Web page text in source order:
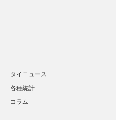
タイニュース
各種統計
コラム